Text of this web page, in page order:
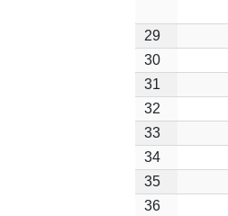
29
30
31
32
33
34
35
36